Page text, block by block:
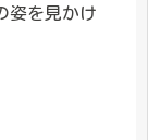
姿を見かけ